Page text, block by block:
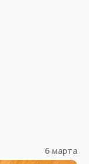
6 марта